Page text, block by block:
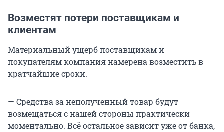
Возместят потери поставщикам и
клиентам
Материальный ущерб поставщикам и
покупателям компания намерена возместить в
кратчайшие сроки.
— Средства за неполученный товар будут
возмещаться с нашей стороны практически
моментально. Всё остальное зависит уже от банка,